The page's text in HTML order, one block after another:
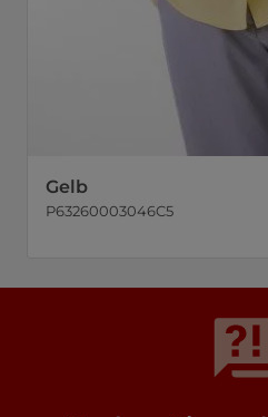
Gelb
P63260003046C5